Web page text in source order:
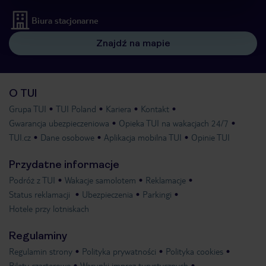
Biura stacjonarne
Znajdź na mapie
O TUI
Grupa TUI TUI Poland Kariera
Kontakt
Gwarancja ubezpieczeniowa
Opieka TUI na wakacjach 24/7
TUI.cz
Dane osobowe Aplikacja mobilna TUI Opinie TUI
Przydatne informacje
Podróż z TUI Wakacje samolotem
Reklamacje
Status reklamacji
Ubezpieczenia
Parkingi
Hotele przy lotniskach
Regulaminy
Regulamin strony Polityka prywatności
Polityka cookies